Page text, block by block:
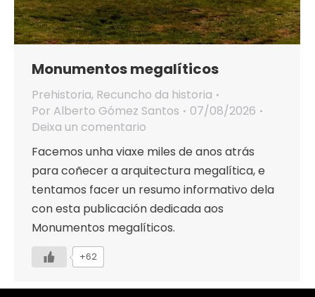
Monumentos megalíticos
Prehistoria, Recuncho da historia
Por Alberto Gómez Santos
07/08/2026
Deixa un comentario
Facemos unha viaxe miles de anos atrás
para coñecer a arquitectura megalítica, e
tentamos facer un resumo informativo dela
con esta publicación dedicada aos
Monumentos megalíticos.
+62